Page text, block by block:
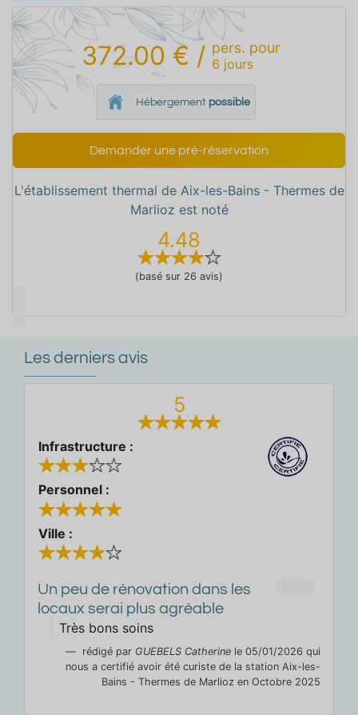
372.00 € / pers. pour
6 jours
Hébergement possible
Demander une pré-réservation
L'établissement thermal de Aix-les-Bains - Thermes de
Marlioz est noté
4.48
(basé sur 26 avis)
Les derniers avis
5
Infrastructure :
Personnel :
Ville :
Un peu de rénovation dans les
locaux serai plus agréable
Très bons soins
rédigé par GUEBELS Catherine le 05/01/2026 qui
nous a certifié avoir été curiste de la station Aix-les-
Bains - Thermes de Marlioz en Octobre 2025